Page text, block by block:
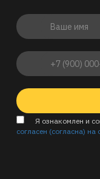
Я ознакомлен и
согласен (согласна)